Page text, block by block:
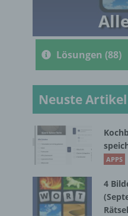
Lösungen (88)
Neuste Artikel
APPS
4